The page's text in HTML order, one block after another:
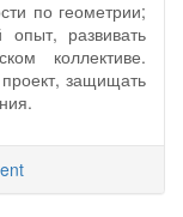
по геометрии;
опыт, развивать
коллективе.
защищать